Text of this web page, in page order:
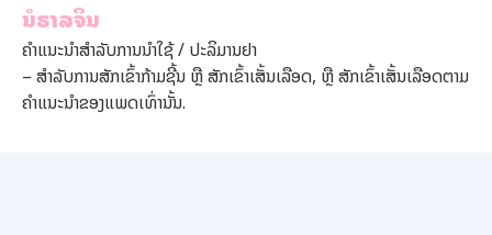
ນໍຣາລຈິນ
ຄຳແນະນຳສຳລັບການນຳໃຊ້ / ປະລິມານຢາ
– ສຳລັບການສັກເຂົ້າກ້າມຊີ້ນ ຫຼື ສັກເຂົ້າເສັ້ນເລືອດ, ຫຼື ສັກເຂົ້າເສັ້ນເລືອດຕາມ
ຄຳແນະນຳຂອງແພດເທົ່ານັ້ນ.